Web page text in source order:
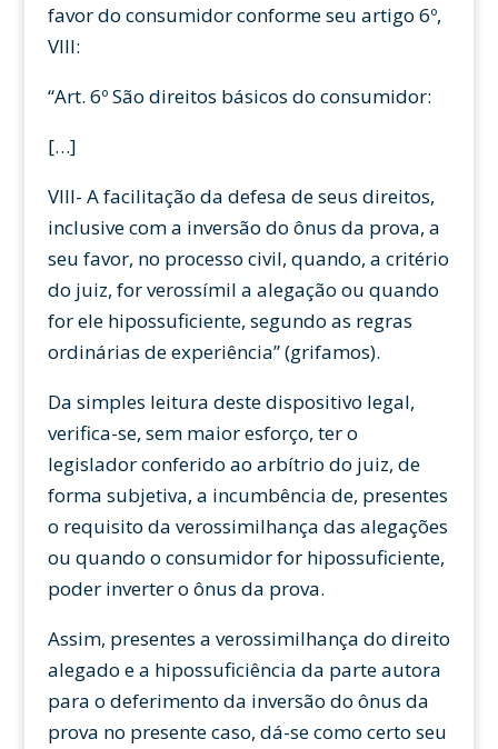
favor do consumidor conforme seu artigo 6º,
VIII:
“Art. 6º São direitos básicos do consumidor:
[…]
VIII- A facilitação da defesa de seus direitos,
inclusive com a inversão do ônus da prova, a
seu favor, no processo civil, quando, a critério
do juiz, for verossímil a alegação ou quando
for ele hipossuficiente, segundo as regras
ordinárias de experiência” (grifamos).
Da simples leitura deste dispositivo legal,
verifica-se, sem maior esforço, ter o
legislador conferido ao arbítrio do juiz, de
forma subjetiva, a incumbência de, presentes
o requisito da verossimilhança das alegações
ou quando o consumidor for hipossuficiente,
poder inverter o ônus da prova.
Assim, presentes a verossimilhança do direito
alegado e a hipossuficiência da parte autora
para o deferimento da inversão do ônus da
prova no presente caso, dá-se como certo seu